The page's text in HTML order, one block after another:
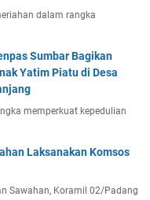
dalam rangka
Sumbar Bagikan
Yatim Piatu di Desa
memperkuat kepedulian
Laksanakan Komsos
Sawahan, Koramil 02/Padang